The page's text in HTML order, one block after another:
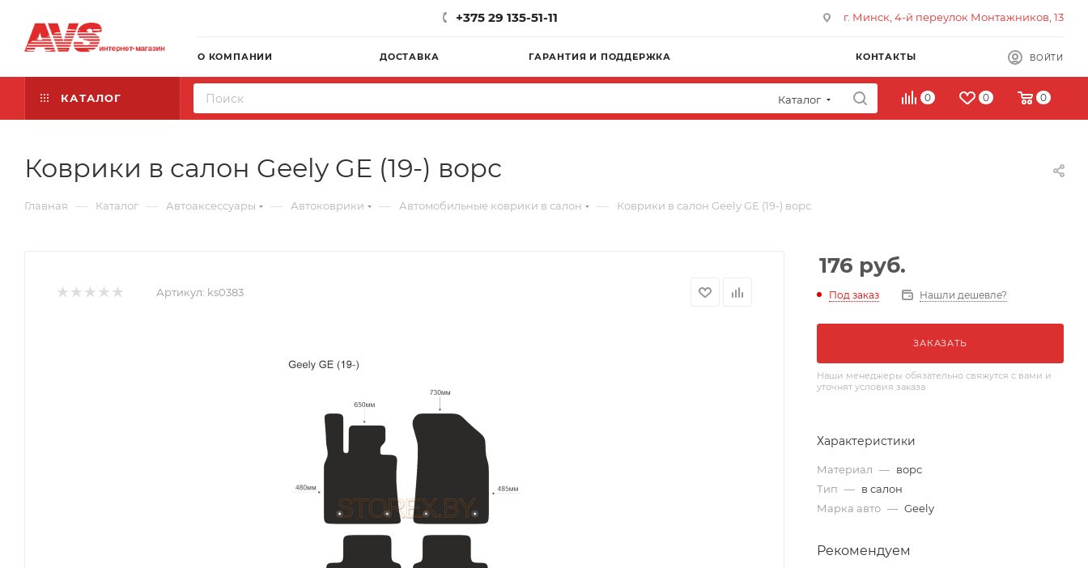
+375 29 135-51-11 г. Минск, 4-й переулок Монтажников, 13
О КОМПАНИИ ДОСТАВКА ГАРАНТИЯ И ПОДДЕРЖКА КОНТАКТЫ ВОЙТИ
КАТАЛОГ Каталог 0 0 0
Коврики в салон Geely GE (19-) ворс
Главная — Каталог — Автоаксессуары — Автоковрики — Автомобильные коврики в салон — Коврики в салон Geely GE (19-) ворс
Артикул: ks0383
176 руб.
Под заказ Нашли дешевле?
ЗАКАЗАТЬ
Наши менеджеры обязательно свяжутся с вами и
уточнят условия заказа
Характеристики
Материал — ворс
Тип — в салон
Марка авто — Geely
Рекомендуем